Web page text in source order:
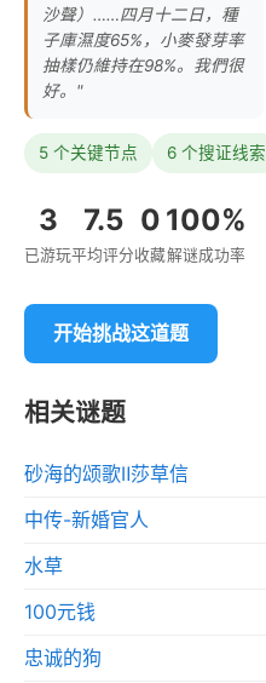
沙聲）……四月十二日，種
子庫濕度65%，小麥發芽率
抽樣仍維持在98%。我們很
好。"
5 个关键节点 6 个搜证线索
3
已游玩
7.5
平均评分
0
收藏
100%
解谜成功率
开始挑战这道题
相关谜题
砂海的颂歌Ⅱ莎草信
中传-新婚官人
水草
100元钱
忠诚的狗